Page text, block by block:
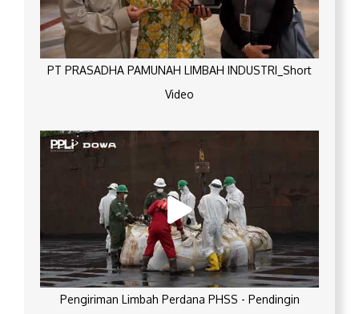
PT PRASADHA PAMUNAH LIMBAH INDUSTRI_Short
Video
Pengiriman Limbah Perdana PHSS - Pendingin